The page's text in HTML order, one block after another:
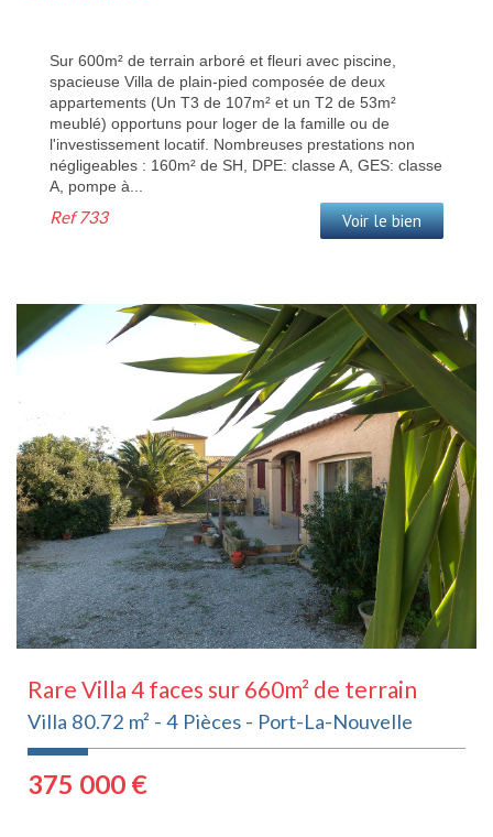
Sur 600m² de terrain arboré et fleuri avec piscine,
spacieuse Villa de plain-pied composée de deux
appartements (Un T3 de 107m² et un T2 de 53m²
meublé) opportuns pour loger de la famille ou de
l'investissement locatif. Nombreuses prestations non
négligeables : 160m² de SH, DPE: classe A, GES: classe
A, pompe à...
Ref733 Voir le bien
Rare Villa 4 faces sur 660m² de terrain
Villa 80.72 m² - 4 Pièces - Port-La-Nouvelle
375 000 €